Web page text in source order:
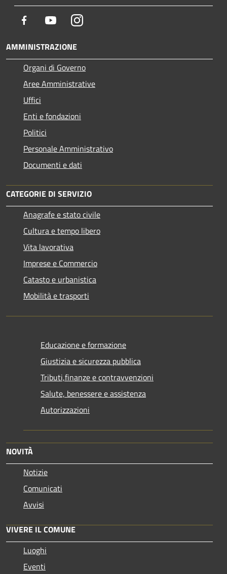
Facebook YoutubeInstagram
AMMINISTRAZIONE
Organi di Governo
Aree Amministrative
Uffici
Enti e fondazioni
Politici
Personale Amministrativo
Documenti e dati
CATEGORIE DI SERVIZIO
Anagrafe e stato civile
Cultura e tempo libero
Vita lavorativa
Imprese e Commercio
Catasto e urbanistica
Mobilità e trasporti
Educazione e formazione
Giustizia e sicurezza pubblica
Tributi,finanze e contravvenzioni
Salute, benessere e assistenza
Autorizzazioni
NOVITÀ
Notizie
Comunicati
Avvisi
VIVERE IL COMUNE
Luoghi
Eventi